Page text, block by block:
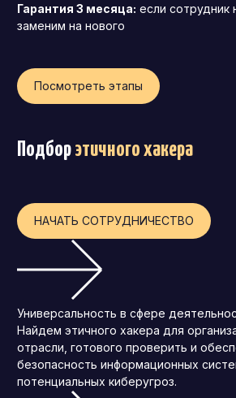
Генеральный директор (CEO)
Коммерческий директор
Операционный директор (COO)
Директор по стратегическому
Финансовый директор (CFO)
Технический директор (CTO)
Мировой HR
Франшиза
Гарантия 3 месяца: если
заменим на нового
Посмотреть этапы
Подборэтичного хакера
НАЧАТЬ СОТРУДНИЧЕСТВО
Универсальность в сфере
Найдем этичного хакера для
отрасли, готового проверить и
безопасность информационных
потенциальных киберугроз.